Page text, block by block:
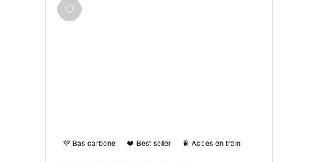
💚 Bas carbone ❤️ Best seller 🚆 Accès en train